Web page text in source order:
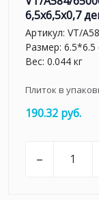
6,5x6,5x0,7
Артикул: VT/
Размер: 6.5*6.5
Вес: 0.044 кг
Плиток в
190.32 руб.
–